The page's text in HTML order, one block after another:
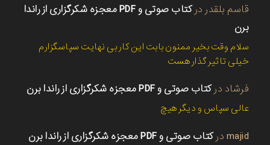
قاسم بلقدر در
کتاب صوتی و PDF معجزه شکرگزاری از راندا
برن
سلام وقت بخیر ممنون بابت این کار بی نهایت سپاسگزارم
خیلی تاثیر گذار هست
فرشاد درکتاب صوتی و PDF معجزه شکرگزاری از راندا برن
عالی سپاس و دیگر هیچ
majid درکتاب صوتی و PDF معجزه شکرگزاری از راندا برن